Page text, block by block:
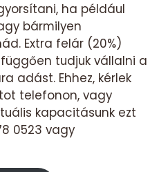
ha például
bármilyen
Extra felár (20%)
tudjuk vállalni a
adást. Ehhez, kérlek
telefonon, vagy
kapacitásunk ezt
0523 vagy